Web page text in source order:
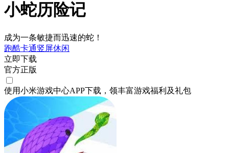
小蛇历险记
成为一条敏捷而迅速的蛇！
跑酷卡通竖屏休闲
立即下载
官方正版
使用小米游戏中心APP下载 ，领丰富游戏福利 及礼包